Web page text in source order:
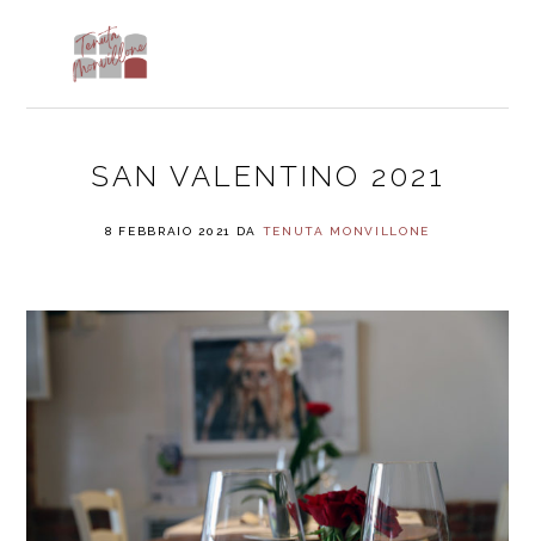
SAN VALENTINO 2021
8 FEBBRAIO 2021 DA TENUTA MONVILLONE